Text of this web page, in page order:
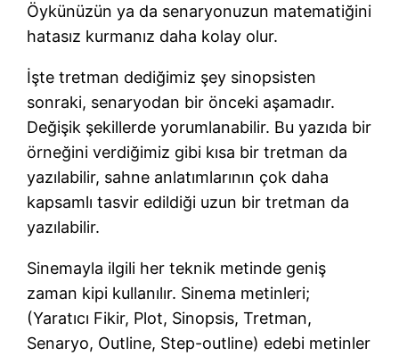
Öykünüzün ya da senaryonuzun matematiğini
hatasız kurmanız daha kolay olur.
İşte tretman dediğimiz şey sinopsisten
sonraki, senaryodan bir önceki aşamadır.
Değişik şekillerde yorumlanabilir. Bu yazıda bir
örneğini verdiğimiz gibi kısa bir tretman da
yazılabilir, sahne anlatımlarının çok daha
kapsamlı tasvir edildiği uzun bir tretman da
yazılabilir.
Sinemayla ilgili her teknik metinde geniş
zaman kipi kullanılır. Sinema metinleri;
(Yaratıcı Fikir, Plot, Sinopsis, Tretman,
Senaryo, Outline, Step-outline) edebi metinler